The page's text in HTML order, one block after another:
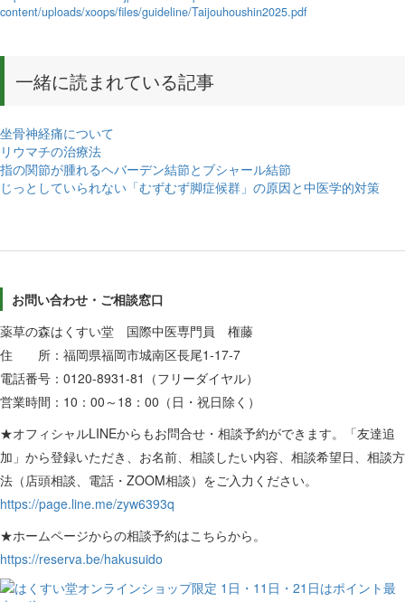
content/uploads/xoops/files/guideline/Taijouhoushin2025.pdf
一緒に読まれている記事
坐骨神経痛について
リウマチの治療法
指の関節が腫れるヘバーデン結節とブシャール結節
じっとしていられない「むずむず脚症候群」の原因と中医学的対策
お問い合わせ・ご相談窓口
薬草の森はくすい堂 国際中医専門員 権藤
住 所：福岡県福岡市城南区長尾1-17-7
電話番号：0120-8931-81（フリーダイヤル）
営業時間：10：00～18：00（日・祝日除く）
★オフィシャルLINEからもお問合せ・相談予約ができます。「友達追
加」から登録いただき、お名前、相談したい内容、相談希望日、相談方
法（店頭相談、電話・ZOOM相談）をご入力ください。
https://page.line.me/zyw6393q
★ホームページからの相談予約はこちらから。
https://reserva.be/hakusuido